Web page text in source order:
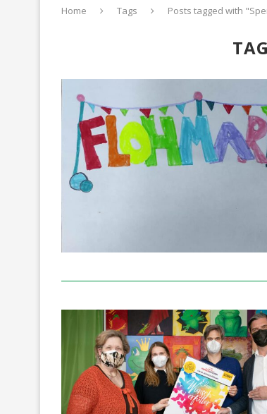
Home Tags Posts tagged with